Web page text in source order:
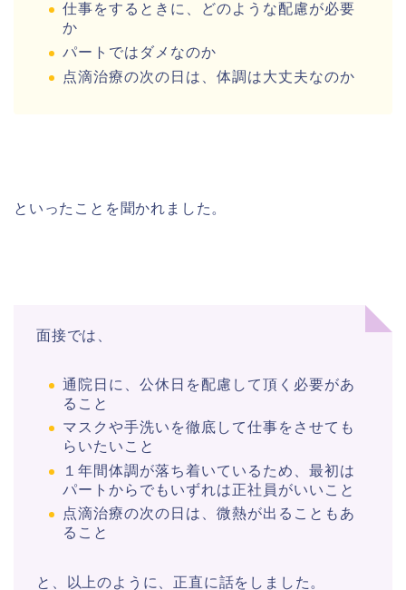
仕事をするときに、どのような配慮が必要
か
パートではダメなのか
点滴治療の次の日は、体調は大丈夫なのか
といったことを聞かれました。
面接では、
通院日に、公休日を配慮して頂く必要があ
ること
マスクや手洗いを徹底して仕事をさせても
らいたいこと
１年間体調が落ち着いているため、最初は
パートからでもいずれは正社員がいいこと
点滴治療の次の日は、微熱が出ることもあ
ること
と、以上のように、正直に話をしました。